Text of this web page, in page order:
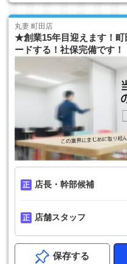
丸妻 町田店
★創業15年目迎えます！町
ードする！社保完備です！
店長・幹部候補
店舗スタッフ
保存する